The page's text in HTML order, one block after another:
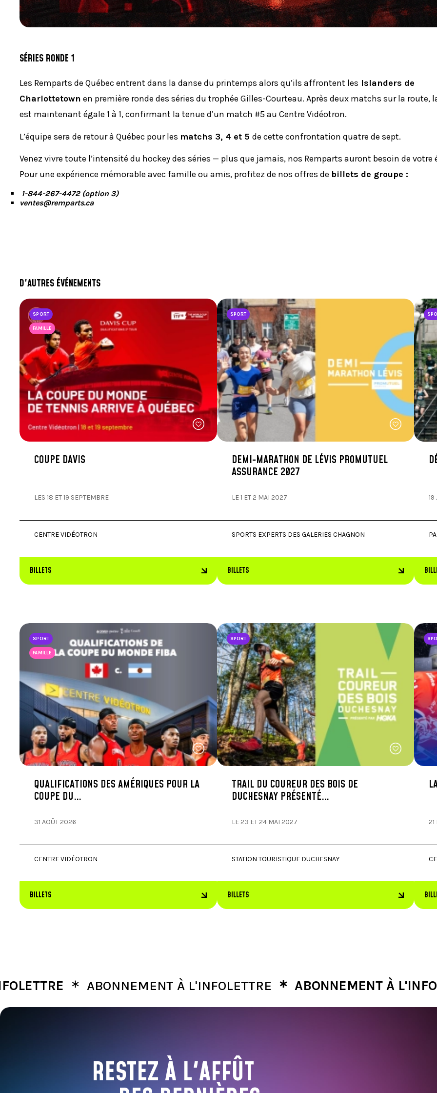
SÉRIES RONDE 1
Les Remparts de Québec entrent dans la danse du printemps alors qu’ils affrontent les Islanders de
Charlottetown en première ronde des séries du trophée Gilles-Courteau. Après deux matchs sur la route,
est maintenant égale 1 à 1, confirmant la tenue d’un match #5 au Centre Vidéotron.
L’équipe sera de retour à Québec pour les matchs 3, 4 et 5de cette confrontation quatre de sept.
Venez vivre toute l’intensité du hockey des séries — plus que jamais, nos Remparts auront besoin de votre
Pour une expérience mémorable avec famille ou amis, profitez de nos offres de billets de groupe :
1-844-267-4472 (option 3)
ventes@remparts.ca
D'AUTRES ÉVÉNEMENTS
SPORT
FAMILLE
COUPE DAVIS
LES 18 ET 19 SEPTEMBRE
CENTRE VIDÉOTRON
BILLETS
SPORT
DEMI-MARATHON DE LÉVIS PROMUTUEL
ASSURANCE 2027
LE 1 ET 2 MAI 2027
SPORTS EXPERTS DES GALERIES CHAGNON
BILLETS
SPORT
FAMILLE
QUALIFICATIONS DES AMÉRIQUES POUR LA
COUPE DU…
31 AOÛT 2026
CENTRE VIDÉOTRON
BILLETS
SPORT
TRAIL DU COUREUR DES BOIS DE
DUCHESNAY PRÉSENTÉ…
LE 23 ET 24 MAI 2027
STATION TOURISTIQUE DUCHESNAY
BILLETS
∗ABONNEMENT À L'INFOLETTRE ∗ABONNEMENT À
RESTEZ À L'AFFÛT